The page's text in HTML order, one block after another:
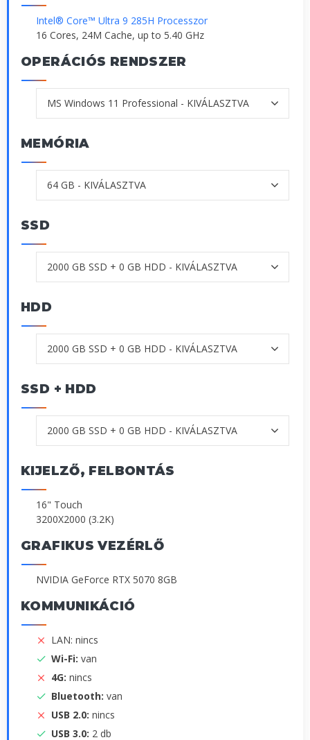
Intel® Core™ Ultra 9 285H Processzor
16 Cores, 24M Cache, up to 5.40 GHz
OPERÁCIÓS RENDSZER
MEMÓRIA
SSD
HDD
SSD + HDD
KIJELZŐ, FELBONTÁS
16" Touch
3200X2000 (3.2K)
GRAFIKUS VEZÉRLŐ
NVIDIA GeForce RTX 5070 8GB
KOMMUNIKÁCIÓ
LAN: nincs
Wi-Fi: van
4G: nincs
Bluetooth: van
USB 2.0: nincs
USB 3.0: 2 db